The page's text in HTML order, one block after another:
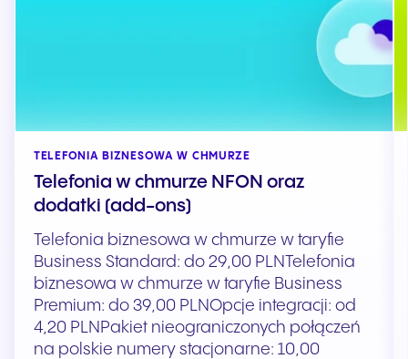
TELEFONIA BIZNESOWA W CHMURZE
Telefonia w chmurze NFON oraz
dodatki (add-ons)
Telefonia biznesowa w chmurze w taryfie
Business Standard: do 29,00 PLNTelefonia
biznesowa w chmurze w taryfie Business
Premium: do 39,00 PLNOpcje integracji: od
4,20 PLNPakiet nieograniczonych połączeń
na polskie numery stacjonarne: 10,00